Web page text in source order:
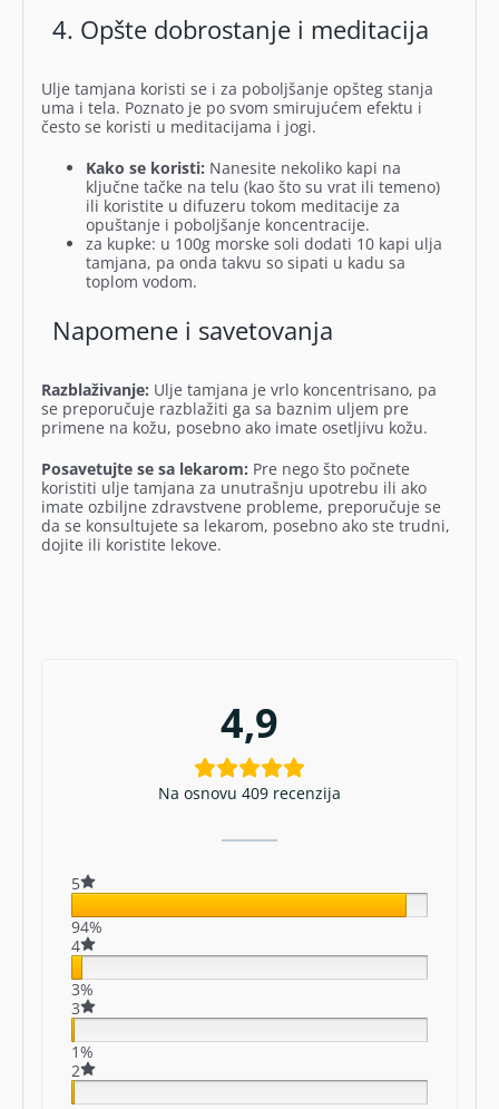
4. Opšte dobrostanje i meditacija
Ulje tamjana koristi se i za poboljšanje opšteg stanja
uma i tela. Poznato je po svom smirujućem efektu i
često se koristi u meditacijama i jogi.
Kako se koristi: Nanesite nekoliko kapi na
ključne tačke na telu (kao što su vrat ili temeno)
ili koristite u difuzeru tokom meditacije za
opuštanje i poboljšanje koncentracije.
za kupke: u 100g morske soli dodati 10 kapi ulja
tamjana, pa onda takvu so sipati u kadu sa
toplom vodom.
Napomene i savetovanja
Razblaživanje: Ulje tamjana je vrlo koncentrisano, pa
se preporučuje razblažiti ga sa baznim uljem pre
primene na kožu, posebno ako imate osetljivu kožu.
Posavetujte se sa lekarom: Pre nego što počnete
koristiti ulje tamjana za unutrašnju upotrebu ili ako
imate ozbiljne zdravstvene probleme, preporučuje se
da se konsultujete sa lekarom, posebno ako ste trudni,
dojite ili koristite lekove.
4,9
Na osnovu 409 recenzija
5
94%
4
3%
3
1%
2